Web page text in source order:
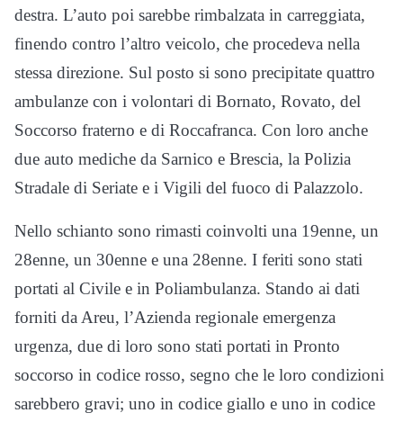
destra. L’auto poi sarebbe rimbalzata in carreggiata,
finendo contro l’altro veicolo, che procedeva nella
stessa direzione. Sul posto si sono precipitate quattro
ambulanze con i volontari di Bornato, Rovato, del
Soccorso fraterno e di Roccafranca. Con loro anche
due auto mediche da Sarnico e Brescia, la Polizia
Stradale di Seriate e i Vigili del fuoco di Palazzolo.
Nello schianto sono rimasti coinvolti una 19enne, un
28enne, un 30enne e una 28enne. I feriti sono stati
portati al Civile e in Poliambulanza. Stando ai dati
forniti da Areu, l’Azienda regionale emergenza
urgenza, due di loro sono stati portati in Pronto
soccorso in codice rosso, segno che le loro condizioni
sarebbero gravi; uno in codice giallo e uno in codice